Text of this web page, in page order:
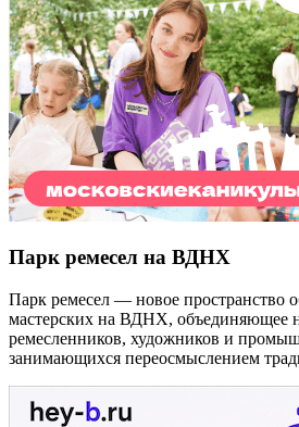
Парк ремесел на ВДНХ
Парк ремесел — новое пространство
мастерских на ВДНХ, объединяющее
ремесленников, художников и
занимающихся переосмыслением